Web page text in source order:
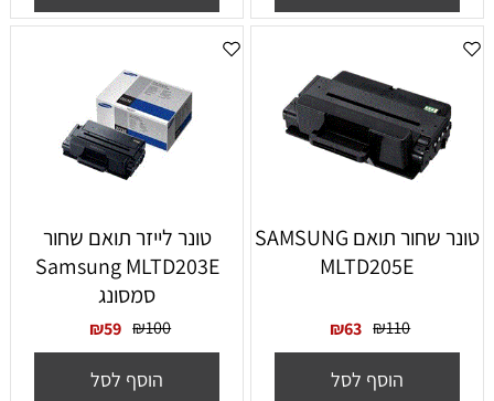
טונר שחור תואם SAMSUNG
MLTD205E
₪110
₪63
הוסף לסל
‏טונר לייזר תואם שחור
Samsung MLTD203E
סמסונג
₪100
₪59
הוסף לסל